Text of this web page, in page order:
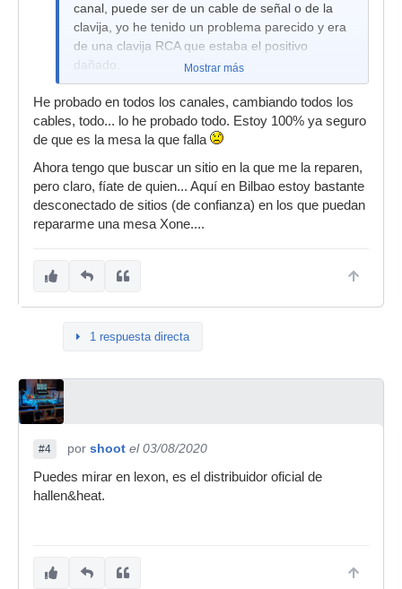
canal, puede ser de un cable de señal o de la
clavija, yo he tenido un problema parecido y era
de una clavija RCA que estaba el positivo
dañado.
Mostrar más
He probado en todos los canales, cambiando todos los
cables, todo... lo he probado todo. Estoy 100% ya seguro
de que es la mesa la que falla
Ahora tengo que buscar un sitio en la que me la reparen,
pero claro, fíate de quien... Aquí en Bilbao estoy bastante
desconectado de sitios (de confianza) en los que puedan
repararme una mesa Xone....
1 respuesta directa
#4 por shoot el 03/08/2020
Puedes mirar en lexon, es el distribuidor oficial de
hallen&heat.